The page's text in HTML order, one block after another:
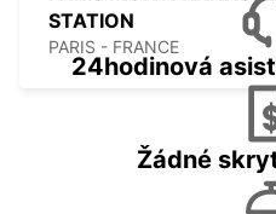
STATION
PARIS - FRANCE
24hodinová
Žádné